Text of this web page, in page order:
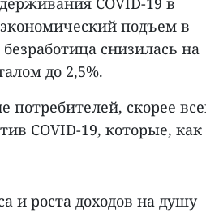
подъем в
снизилась на
до 2,5%.
потребителей, скорее
COVID-19, которые, как
и роста доходов на душу